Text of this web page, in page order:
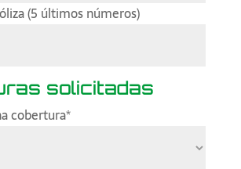
(5 últimos números)
solicitadas
cobertura*